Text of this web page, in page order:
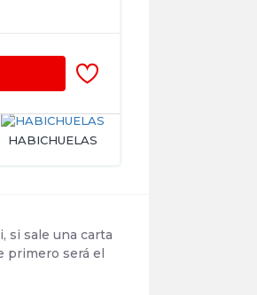
HABICHUELAS
si sale una carta
primero será el